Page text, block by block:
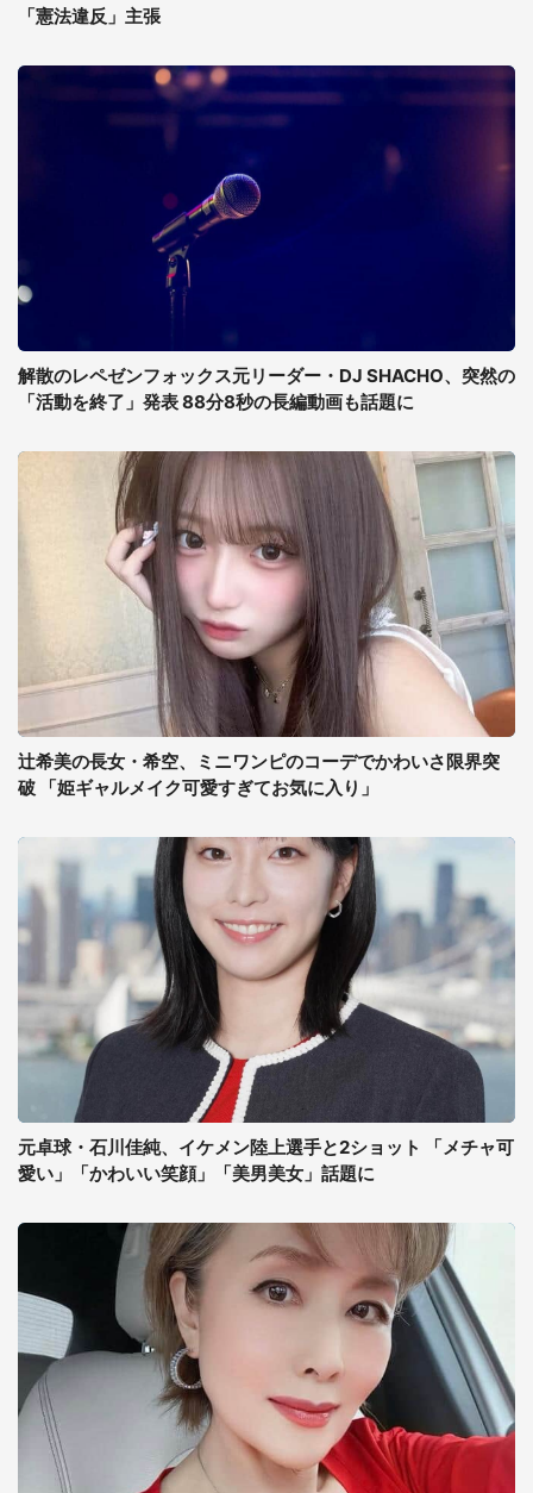
「憲法違反」主張
解散のレペゼンフォックス元リーダー・DJ SHACHO、突然の
「活動を終了」発表 88分8秒の長編動画も話題に
辻希美の長女・希空、ミニワンピのコーデでかわいさ限界突
破 「姫ギャルメイク可愛すぎてお気に入り」
元卓球・石川佳純、イケメン陸上選手と2ショット 「メチャ可
愛い」「かわいい笑顔」「美男美女」話題に